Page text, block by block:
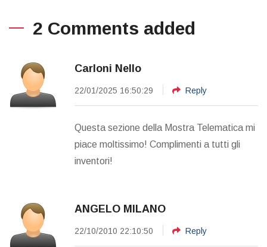
2 Comments added
Carloni Nello
22/01/2025 16:50:29 Reply
Questa sezione della Mostra Telematica mi
piace moltissimo! Complimenti a tutti gli
inventori!
ANGELO MILANO
22/10/2010 22:10:50 Reply